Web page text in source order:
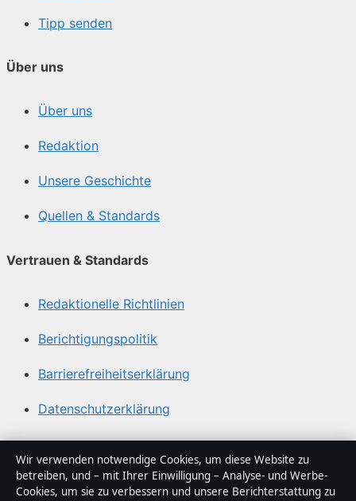
Tipp senden
Über uns
Über uns
Redaktion
Unsere Geschichte
Quellen & Standards
Vertrauen & Standards
Redaktionelle Richtlinien
Berichtigungspolitik
Barrierefreiheitserklärung
Datenschutzerklärung
Über Tageslage in Kürze
Tageslage ist ein unabhängiger digitaler
Wir verwenden notwendige Cookies, um diese Website zu
betreiben, und – mit Ihrer Einwilligung – Analyse- und Werbe-
Cookies, um sie zu verbessern und unsere Berichterstattung zu